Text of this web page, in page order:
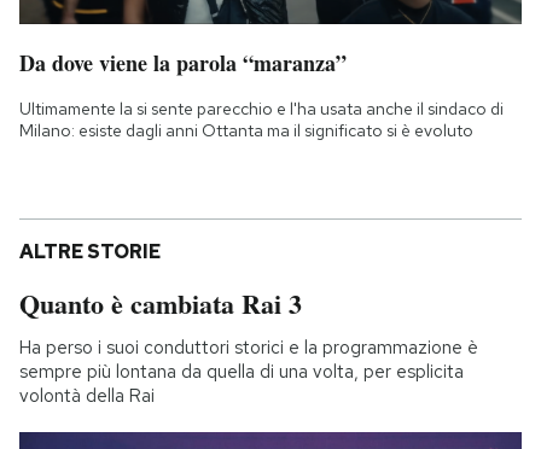
Da dove viene la parola “maranza”
Ultimamente la si sente parecchio e l'ha usata anche il sindaco di
Milano: esiste dagli anni Ottanta ma il significato si è evoluto
ALTRE STORIE
Quanto è cambiata Rai 3
Ha perso i suoi conduttori storici e la programmazione è
sempre più lontana da quella di una volta, per esplicita
volontà della Rai